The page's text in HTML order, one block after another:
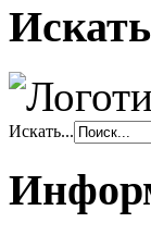
Искать
Искать...